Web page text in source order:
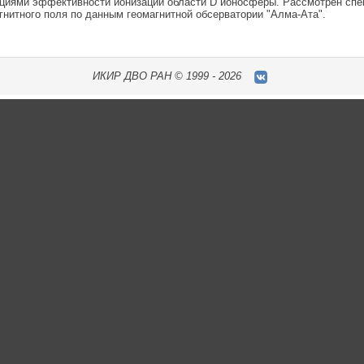
поля по данным геомагнитной обсерватории "Алма-Ата".
ИКИР ДВО РАН © 1999 - 2026